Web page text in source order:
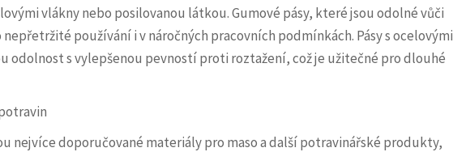
vlákny nebo posilovanou látkou. Gumové pásy, které jsou odolné vůči
používání i v náročných pracovních podmínkách. Pásy s ocelovými
odolnost s vylepšenou pevností proti roztažení, což je užitečné pro dlouhé
nejvíce doporučované materiály pro maso a další potravinářské produkty,